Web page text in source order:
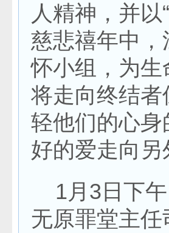
人精神，并以
慈悲禧年中
怀小组，为
将走向终结
轻他们的心
好的爱走向
1月3日下午
无原罪堂主